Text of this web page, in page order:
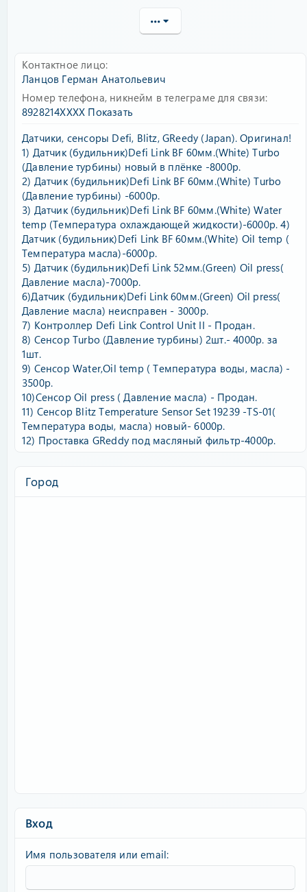
•••
Контактное лицо
Ланцов Герман Анатольевич
Номер телефона, никнейм в телеграме для связи
8928214XXXX Показать
Датчики, сенсоры Defi, Blitz, GReedy (Japan). Оригинал!
1) Датчик (будильник)Defi Link BF 60мм.(White) Тurbo
(Давление турбины) новый в плёнке -8000р.
2) Датчик (будильник)Defi Link BF 60мм.(White) Тurbo
(Давление турбины) -6000р.
3) Датчик (будильник)Defi Link BF 60мм.(White) Water
temp (Температура охлаждающей жидкости)-6000р. 4)
Датчик (будильник)Defi Link BF 60мм.(White) Oil temp (
Температура масла)-6000р.
5) Датчик (будильник)Defi Link 52мм.(Green) Oil press(
Давление масла)-7000р.
6)Датчик (будильник)Defi Link 60мм.(Green) Oil press(
Давление масла) неисправен - 3000р.
7) Контроллер Defi Link Control Unit II - Продан.
8) Сенсор Тurbo (Давление турбины) 2шт.- 4000р. за
1шт.
9) Сенсор Water,Oil temp ( Температура воды, масла) -
3500р.
10)Сенсор Oil press ( Давление масла) - Продан.
11) Сенсор Blitz Temperature Sensor Set 19239 -TS-01(
Температура воды, масла) новый- 6000р.
12) Проставка GReddy под масляный фильтр-4000р.
Город
Вход
Имя пользователя или email